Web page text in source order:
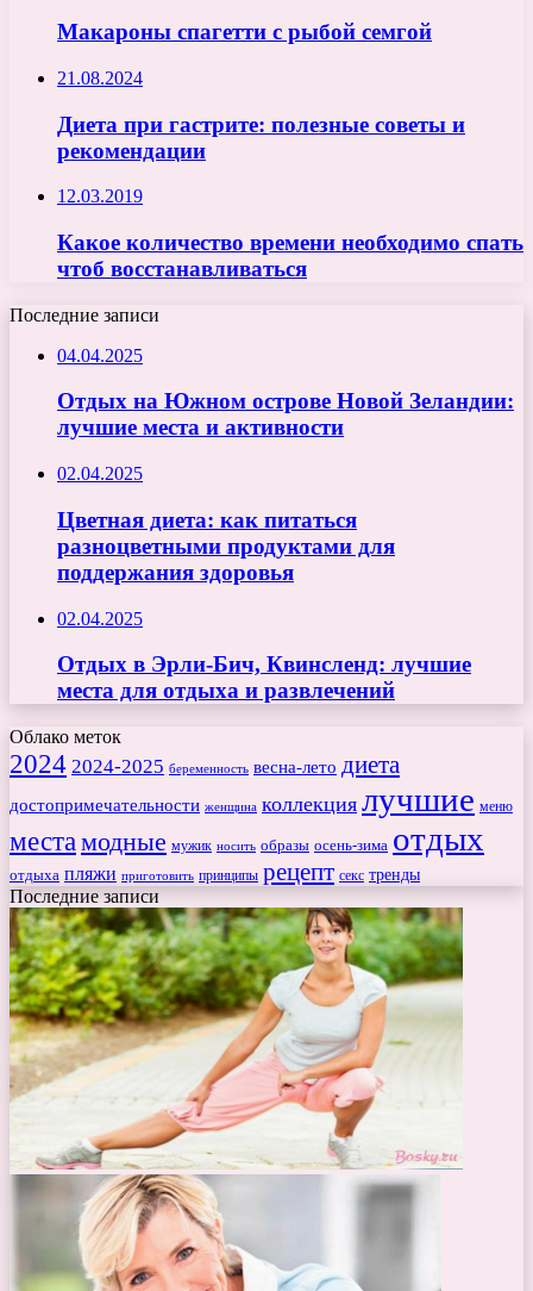
Макароны спагетти с рыбой семгой
21.08.2024
Диета при гастрите: полезные советы и
рекомендации
12.03.2019
Какое количество времени необходимо спать
чтоб восстанавливаться
Последние записи
04.04.2025
Отдых на Южном острове Новой Зеландии:
лучшие места и активности
02.04.2025
Цветная диета: как питаться
разноцветными продуктами для
поддержания здоровья
02.04.2025
Отдых в Эрли-Бич, Квинсленд: лучшие
места для отдыха и развлечений
Облако меток
2024 2024-2025 беременность весна-лето диета
достопримечательности женщина коллекция лучшие меню
места модные мужик носить образы осень-зима отдых
отдыха пляжи приготовить принципы рецепт секс тренды
Последние записи